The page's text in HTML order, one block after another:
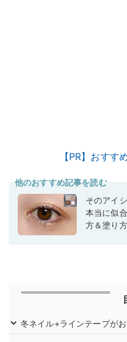
【PR】おすす
他のおすすめ記事を読む
そのアイ
本当に似
方＆塗り方
冬ネイル+ラインテープが